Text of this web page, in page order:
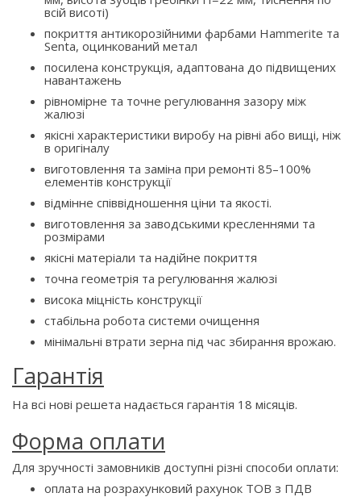
всій висоті)
покриття антикорозійними фарбами Hammerite та
Senta, оцинкований метал
посилена конструкція, адаптована до підвищених
навантажень
рівномірне та точне регулювання зазору між
жалюзі
якісні характеристики виробу на рівні або вищі, ніж
в оригіналу
виготовлення та заміна при ремонті 85–100%
елементів конструкції
відмінне співвідношення ціни та якості.
виготовлення за заводськими кресленнями та
розмірами
якісні матеріали та надійне покриття
точна геометрія та регулювання жалюзі
висока міцність конструкції
стабільна робота системи очищення
мінімальні втрати зерна під час збирання врожаю.
Гарантія
На всі нові решета надається гарантія 18 місяців.
Форма оплати
Для зручності замовників доступні різні способи оплати:
оплата на розрахунковий рахунок ТОВ з ПДВ